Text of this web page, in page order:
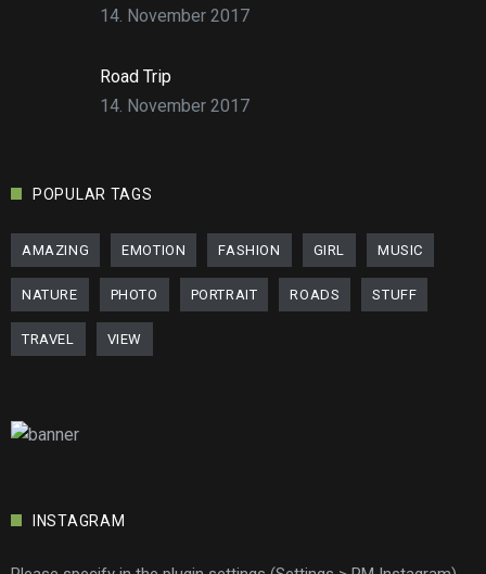
14. November 2017
Road Trip
14. November 2017
POPULAR TAGS
AMAZING EMOTION FASHION GIRL MUSIC
NATURE PHOTO PORTRAIT ROADS STUFF
TRAVEL VIEW
INSTAGRAM